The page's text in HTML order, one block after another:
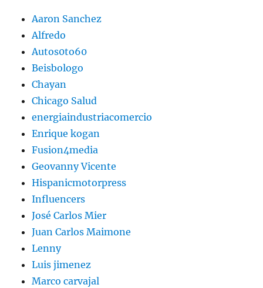
Aaron Sanchez
Alfredo
Autos0to60
Beisbologo
Chayan
Chicago Salud
energiaindustriacomercio
Enrique kogan
Fusion4media
Geovanny Vicente
Hispanicmotorpress
Influencers
José Carlos Mier
Juan Carlos Maimone
Lenny
Luis jimenez
Marco carvajal